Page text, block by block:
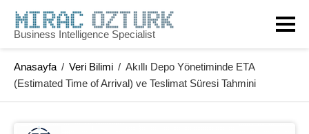
content
Business Intelligence Specialist
Anasayfa / Veri Bilimi / Akıllı Depo Yönetiminde ETA
(Estimated Time of Arrival) ve Teslimat Süresi Tahmini